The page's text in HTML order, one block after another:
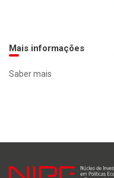
Mais informações
Saber mais